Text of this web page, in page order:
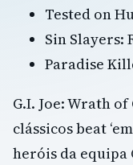
Tested on
Sin Slayers:
Paradise
G.I. Joe: Wrath
clássicos beat
heróis da equipa